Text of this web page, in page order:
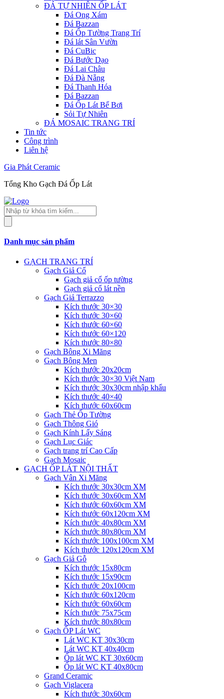
ĐÁ TỰ NHIÊN ỐP LÁT
Đá Ong Xám
Đá Bazzan
Đá Ốp Tường Trang Trí
Đá lát Sân Vườn
Đá CuBic
Đá Bước Dạo
Đá Lai Châu
Đá Đà Nẵng
Đá Thanh Hóa
Đá Bazzan
Đá Ốp Lát Bể Bơi
Sỏi Tự Nhiên
ĐÁ MOSAIC TRANG TRÍ
Tin tức
Công trình
Liên hệ
Gia Phát Ceramic
Tổng Kho Gạch Đá Ốp Lát
Tìm
kiếm
sản
Danh mục sản phẩm
GẠCH TRANG TRÍ
Gạch Giả Cổ
Gạch giả cổ ốp tường
Gạch giả cổ lát nền
Gạch Giả Terrazzo
Kích thước 30×30
Kích thước 30×60
Kích thước 60×60
Kích thước 60×120
Kích thước 80×80
Gạch Bông Xi Măng
Gạch Bông Men
Kích thước 20x20cm
Kích thước 30×30 Việt Nam
Kích thước 30x30cm nhập khẩu
Kích thước 40×40
Kích thước 60x60cm
Gạch Thẻ Ốp Tường
Gạch Thông Gió
Gạch Kính Lấy Sáng
Gạch Lục Giác
Gạch trang trí Cao Cấp
Gạch Mosaic
GẠCH ỐP LÁT NỘI THẤT
Gạch Vân Xi Măng
Kích thước 30x30cm XM
Kích thước 30x60cm XM
Kích thước 60x60cm XM
Kích thước 60x120cm XM
Kích thước 40x80cm XM
Kích thước 80x80cm XM
Kích thước 100x100cm XM
Kích thước 120x120cm XM
Gạch Giả Gỗ
Kích thước 15x80cm
Kích thước 15x90cm
Kích thước 20x100cm
Kích thước 60x120cm
Kích thước 60x60cm
Kích thước 75x75cm
Kích thước 80x80cm
Gạch ỐP Lát WC
Lát WC KT 30x30cm
Lát WC KT 40x40cm
Ốp lát WC KT 30x60cm
Ốp lát WC KT 40x80cm
Grand Ceramic
Gạch Viglacera
Kích thước 30x60cm